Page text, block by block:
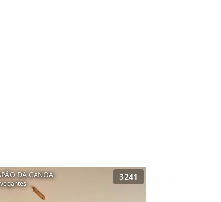
DA CANOA 3241